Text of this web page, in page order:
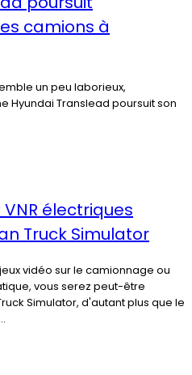
camions à
un peu laborieux,
Hyundai Translead poursuit son
VNR électriques
Truck Simulator
vidéo sur le camionnage ou
vous serez peut-être
Simulator, d'autant plus que le